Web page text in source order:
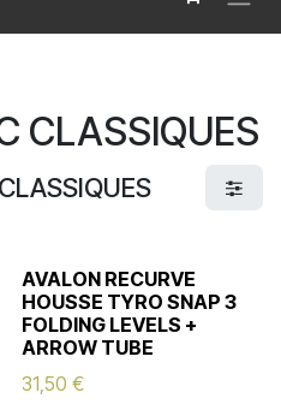
CLASSIQUES
AVALON RECURVE
HOUSSE TYRO SNAP 3
FOLDING LEVELS +
ARROW TUBE
31,50 €